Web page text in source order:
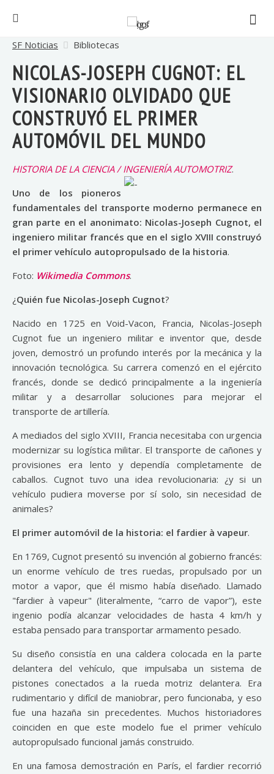
SF Noticias Bibliotecas
NICOLAS-JOSEPH CUGNOT: EL
VISIONARIO OLVIDADO QUE
CONSTRUYÓ EL PRIMER
AUTOMÓVIL DEL MUNDO
HISTORIA DE LA CIENCIA / INGENIERÍA AUTOMOTRIZ.
Uno de los pioneros
fundamentales del transporte moderno permanece en
gran parte en el anonimato: Nicolas-Joseph Cugnot, el
ingeniero militar francés que en el siglo XVIII construyó
el primer vehículo autopropulsado de la historia.
Foto: Wikimedia Commons.
¿Quién fue Nicolas-Joseph Cugnot?
Nacido en 1725 en Void-Vacon, Francia, Nicolas-Joseph
Cugnot fue un ingeniero militar e inventor que, desde
joven, demostró un profundo interés por la mecánica y la
innovación tecnológica. Su carrera comenzó en el ejército
francés, donde se dedicó principalmente a la ingeniería
militar y a desarrollar soluciones para mejorar el
transporte de artillería.
A mediados del siglo XVIII, Francia necesitaba con urgencia
modernizar su logística militar. El transporte de cañones y
provisiones era lento y dependía completamente de
caballos. Cugnot tuvo una idea revolucionaria: ¿y si un
vehículo pudiera moverse por sí solo, sin necesidad de
animales?
El primer automóvil de la historia: el fardier à vapeur.
En 1769, Cugnot presentó su invención al gobierno francés:
un enorme vehículo de tres ruedas, propulsado por un
motor a vapor, que él mismo había diseñado. Llamado
"fardier à vapeur" (literalmente, “carro de vapor”), este
ingenio podía alcanzar velocidades de hasta 4 km/h y
estaba pensado para transportar armamento pesado.
Su diseño consistía en una caldera colocada en la parte
delantera del vehículo, que impulsaba un sistema de
pistones conectados a la rueda motriz delantera. Era
rudimentario y difícil de maniobrar, pero funcionaba, y eso
fue una hazaña sin precedentes. Muchos historiadores
coinciden en que este modelo fue el primer vehículo
autopropulsado funcional jamás construido.
En una famosa demostración en París, el fardier recorrió